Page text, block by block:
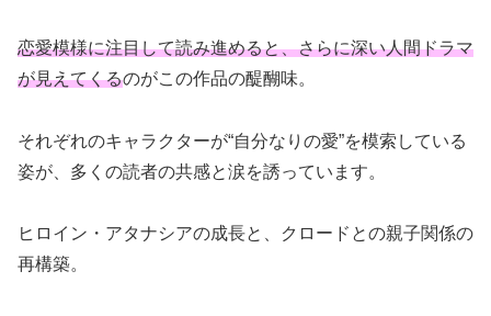
恋愛模様に注目して読み進めると、さらに深い人間ドラマ
が見えてくるのがこの作品の醍醐味。
それぞれのキャラクターが“自分なりの愛”を模索している
姿が、多くの読者の共感と涙を誘っています。
ヒロイン・アタナシアの成長と、クロードとの親子関係の
再構築。